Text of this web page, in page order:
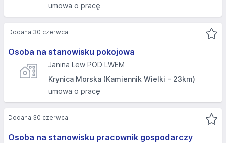
umowa o pracę
Osoba na stanowisku pokojowa
Janina Lew POD LWEM
Krynica Morska (Kamiennik Wielki - 23km)
umowa o pracę
Dodana 30 czerwca
Osoba na stanowisku pracownik gospodarczy
Dodana 30 czerwca